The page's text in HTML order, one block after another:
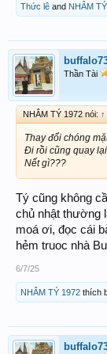
Thức lê and NHÂM
Thần Tài
NHÂM TÝ 1972 nói: ↑
Thay đổi chóng
Đi rồi cũng quay
Nết gì???
Tý cũng không
chủ nhật thường
moá ơi, đọc cái
hẻm truoc nhà
6/7/25
NHÂM TÝ 1972 thích